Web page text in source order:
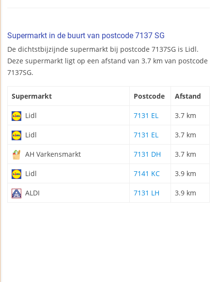
Supermarkt in de buurt van postcode 7137 SG
De dichtstbijzijnde supermarkt bij postcode 7137SG is Lidl.
Deze supermarkt ligt op een afstand van 3.7 km van postcode
7137SG.
Supermarkt Postcode Afstand
Lidl 7131 EL 3.7 km
Lidl 7131 EL 3.7 km
AH Varkensmarkt 7131 DH 3.7 km
Lidl 7141 KC 3.9 km
ALDI 7131 LH 3.9 km